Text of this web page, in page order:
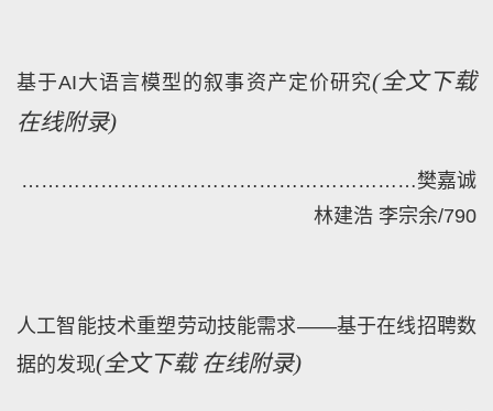
基于AI大语言模型的叙事资产定价研究(全文下载
在线附录)
……………………………………………………樊嘉诚
林建浩 李宗余/790
人工智能技术重塑劳动技能需求——基于在线招聘数
据的发现(全文下载在线附录)